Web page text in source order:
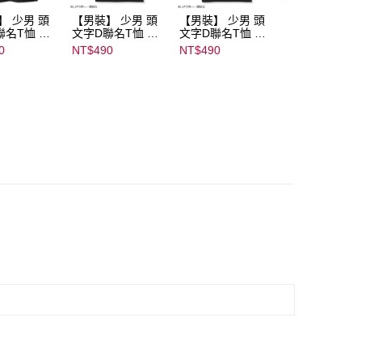
少男 頭
名T恤 ｜
【男裝】 少男 頭
文字D聯名T恤 ｜
07102B01232000
15437
NT$490
【男裝】 少男 頭
文字D聯名T恤 ｜
07102B01232000
15439
NT$490